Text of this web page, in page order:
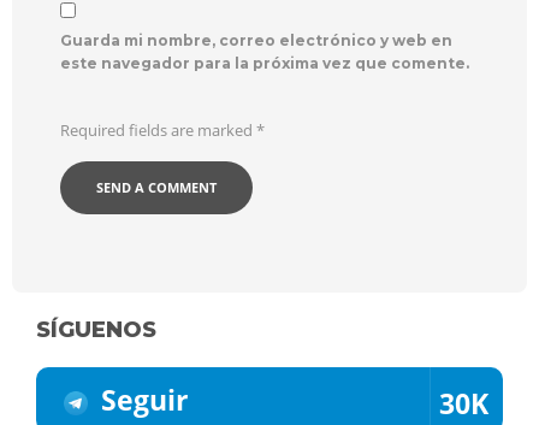
Guarda mi nombre, correo electrónico y web en
este navegador para la próxima vez que comente.
Required fields are marked *
SÍGUENOS
Seguir 30K